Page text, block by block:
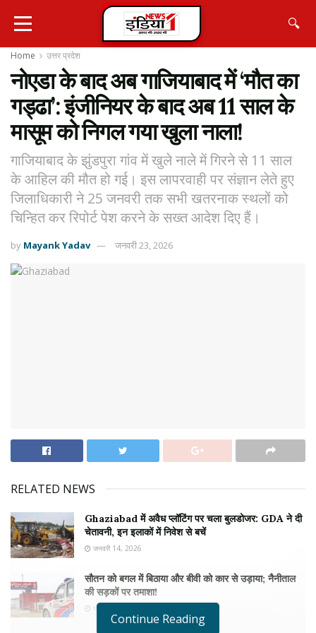
🔍
Home उत्तर प्रदेश
नोएडा के बाद अब गाजियाबाद में ‘मौत का
गड्ढा’: इंजीनियर के बाद अब 11 साल के
मासूम को निगल गया खुला नाला!
गाजियाबाद के झुंडपुरा गांव में खुले नाले में गिरने से 11 साल
के आहिल की मौत हो गई। इस लापरवाही पर संज्ञान लेते हुए
जिलाधिकारी ने 25 जनवरी तक सभी खतरनाक स्थलों को
चिन्हित कर रिपोर्ट पेश करने के सख्त आदेश दिए हैं।
by Mayank Yadav जनवरी 23, 2026
RELATED NEWS
Ghaziabad में अवैध प्लॉटिंग पर चला बुलडोजर: GDA ने दी
चेतावनी, इन इलाकों में निवेश से बचें
जनवरी 14, 2026
सौतन को बगल में बिठाया और बीवी को कार से उड़ाया; नैनीताल
की सड़कों पर तमाशा!
जनवरी 8, 2026
Continue Reading